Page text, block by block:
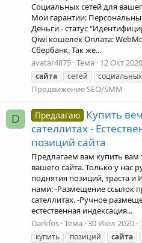
Социальных сетей для
Мои гарантии:
Деньги - статус
Qiwi кошелек Оплата:
Сбербанк. Так же...
avatar4875 Тема 12 Окт 2020
сайта
сетей социальных
Продвижение SEO/SMM
D Предлагаю Купить
сателлитах -
позиций сайта
Предлагаем вам купить вам
вашего сайта. Только у нас
поднятия позиций, траста
нами: -Размещение ссылок
сателлитах. -Ручное
естественная индексация...
Darkfos Тема 30 Июл 2020
купить
позиций сайта